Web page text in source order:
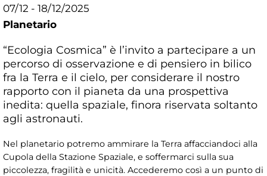
07/12 - 18/12/2025
Planetario
“Ecologia Cosmica” è l’invito a partecipare a un
percorso di osservazione e di pensiero in bilico
fra la Terra e il cielo, per considerare il nostro
rapporto con il pianeta da una prospettiva
inedita: quella spaziale, finora riservata soltanto
agli astronauti.
Nel planetario potremo ammirare la Terra affacciandoci alla
Cupola della Stazione Spaziale, e soffermarci sulla sua
piccolezza, fragilità e unicità. Accederemo così a un punto di